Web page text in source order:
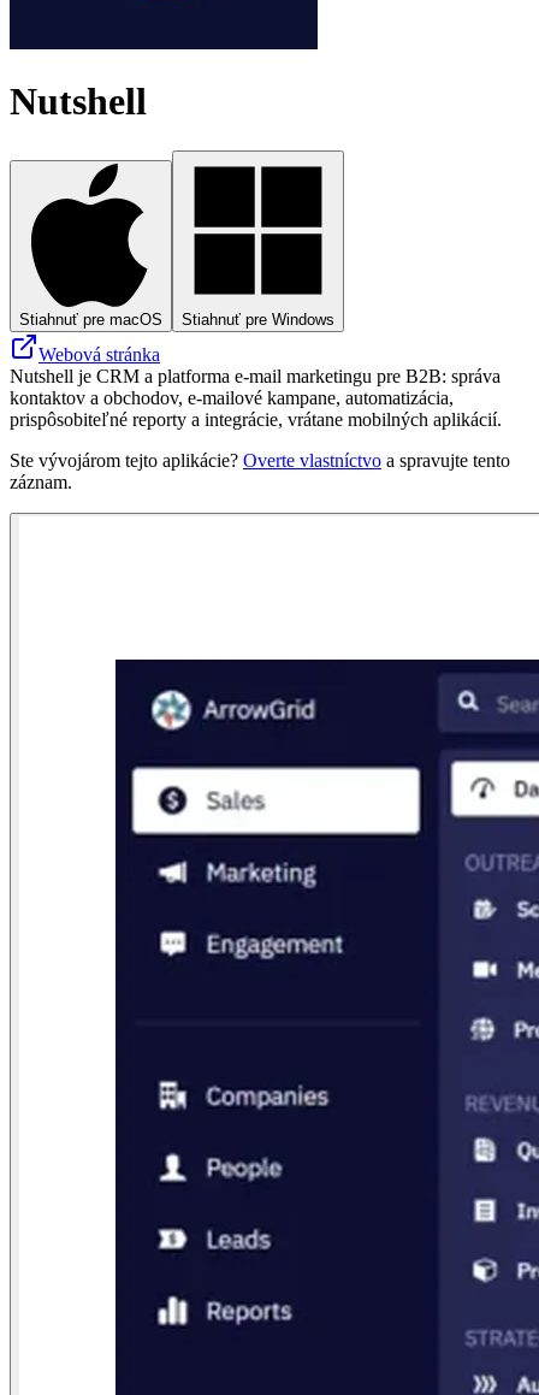
Nutshell
Stiahnuť pre macOS Stiahnuť pre Windows
Webová stránka
Nutshell je CRM a platforma e-mail marketingu pre B2B: správa
kontaktov a obchodov, e-mailové kampane, automatizácia,
prispôsobiteľné reporty a integrácie, vrátane mobilných aplikácií.
Ste vývojárom tejto aplikácie? Overte vlastníctvo a spravujte tento
záznam.